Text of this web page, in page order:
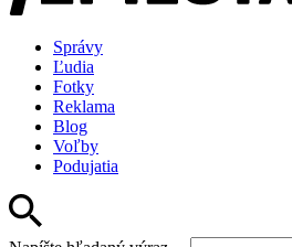
Správy
Ľudia
Fotky
Reklama
Blog
Voľby
Podujatia